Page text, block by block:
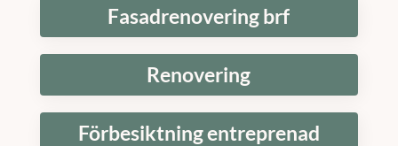
Fasadrenovering brf
Renovering
Förbesiktning entreprenad